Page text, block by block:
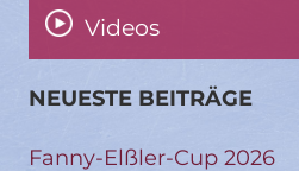
Videos
NEUESTE BEITRÄGE
Fanny-Elßler-Cup 2026